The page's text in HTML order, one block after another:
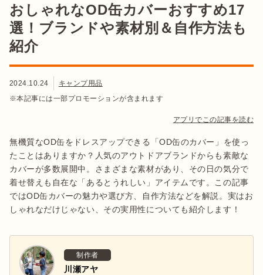
おしゃれなOD缶カバーおすすめ17
選！ブランドや素材別＆自作方法も
紹介
2024.10.24
キャンプ用品
※本記事には一部プロモーションが含まれます
アプリでこの記事を読む
無機質なOD缶をドレスアップできる「OD缶のカバー」を使っ
たことはありますか？人気のアウトドアブランドからも素敵な
カバーが多数展開中。さまざまな素材があり、その日の気分で
着せ替えも自在な「あるとうれしい」アイテムです。この記事
ではOD缶カバーの魅力や選び方、自作方法などを解説。実はお
しゃれなだけじゃない、その実用性についても紹介します！
制作者
川瀬アヤ